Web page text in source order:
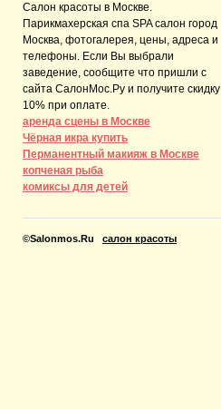
Салон красоты в Москве.
Парикмахерская спа SPA салон город
Москва, фотогалерея, цены, адреса и
телефоны. Если Вы выбрали
заведение, сообщите что пришли с
сайта СалонМос.Ру и получите скидку
10% при оплате.
аренда сцены в Москве
Чёрная икра купить
Перманентный макияж в Москве
копченая рыба
комиксы для детей
©Salonmos.Ru салон красоты